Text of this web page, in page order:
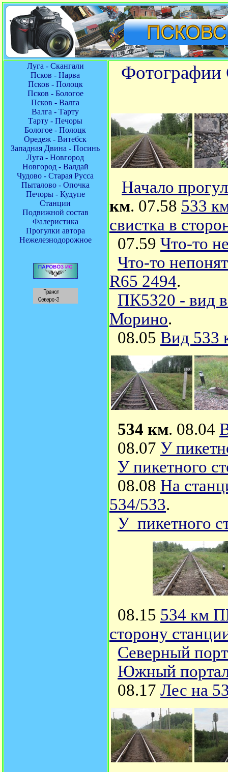
Луга - Скангали
Псков - Нарва
Псков - Полоцк
Псков - Бологое
Псков - Валга
Валга - Тарту
Тарту - Печоры
Бологое - Полоцк
Оредеж - Витебск
Западная Двина - Посинь
Луга - Новгород
Новгород - Валдай
Чудово - Старая Русса
Пыталово - Опочка
Печоры - Кудупе
Станции
Подвижной состав
Фалеристика
Прогулки автора
Нежелезнодорожное
Фотографии
Начало
км. 07.58 533
свистка в
07.59 Что-то
Что-то
R65 2494.
ПК5320 - вид в
Морино.
08.05 Вид 533
534 км. 08.04
08.07 У
У пикетного
08.08 На
534/533.
У пикетного
08.15 534 км
сторону
Северный
Южный портал
08.17 Лес на